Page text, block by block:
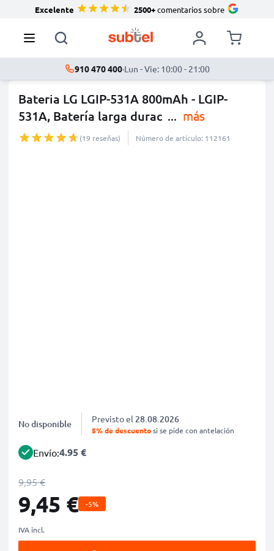
Excelente 2500+comentarios sobre
910 470 400·Lun - Vie: 10:00 - 21:00
Bateria LG LGIP-531A 800mAh - LGIP-
531A, Batería larga durac ... más
(19 reseñas) Número de artículo: 112161
No disponible Previsto el 28.08.2026
5% de descuentosi se pide con antelación
Envío:4.95 €
9,95 €
9,45 € -5%
IVA incl.